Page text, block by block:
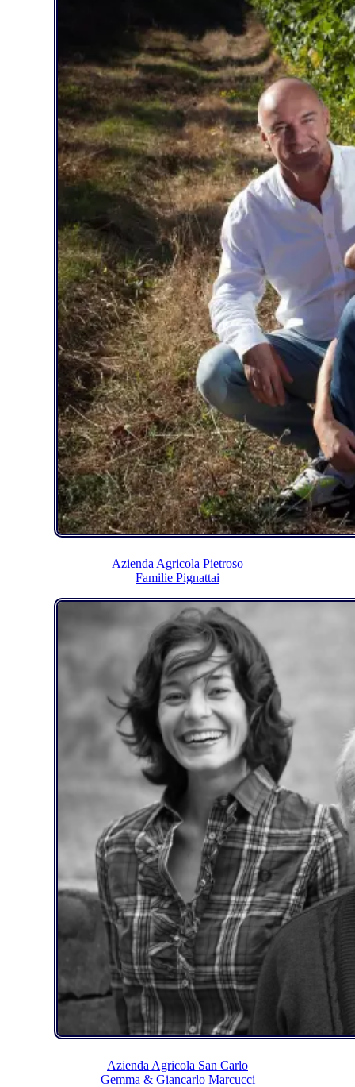
Azienda Agricola Pietroso
Familie Pignattai
Azienda Agricola San Carlo
Gemma & Giancarlo Marcucci